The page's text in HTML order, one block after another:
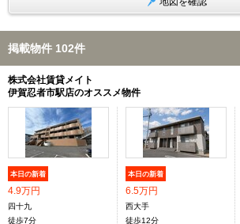
掲載物件 102件
株式会社賃貸メイト
伊賀忍者市駅店のオススメ物件
本日の新着
4.9万円
四十九
徒歩7分
本日の新着
6.5万円
西大手
徒歩12分